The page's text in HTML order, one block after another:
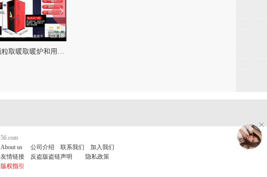
05:18
上饶生物颗粒取暖取暖炉和用生物质颗粒燃料暖炉
56.com
About us
公司介绍 联系我们
加入我们
友情链接
反盗版盗链声明
隐私政策
版权指引